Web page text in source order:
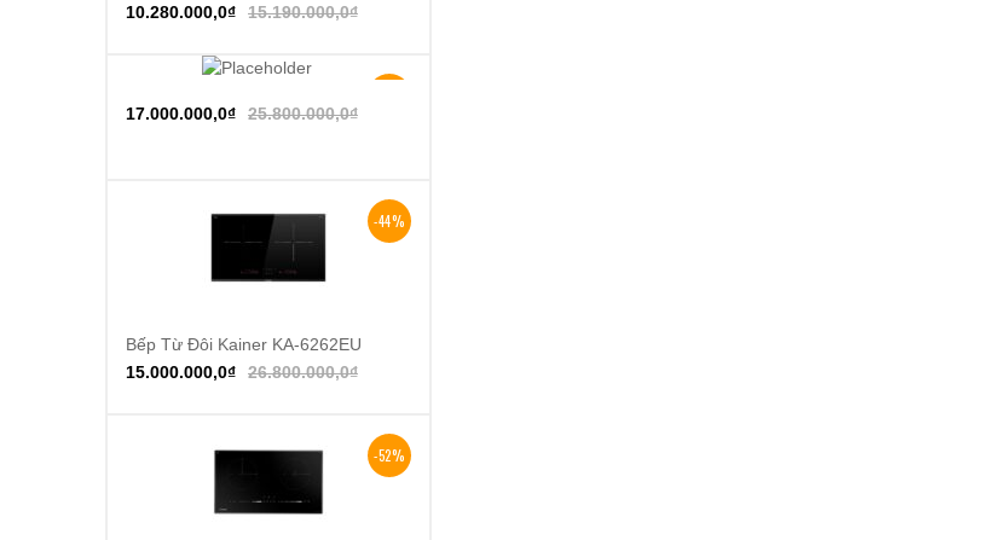
15.190.000,0₫
10.280.000,0₫
Thêm vào giỏ hàng
25.800.000,0₫
17.000.000,0₫
-44%
Thêm vào giỏ hàng
Bếp Từ Đôi Kainer KA-6262EU
26.800.000,0₫
15.000.000,0₫
-52%